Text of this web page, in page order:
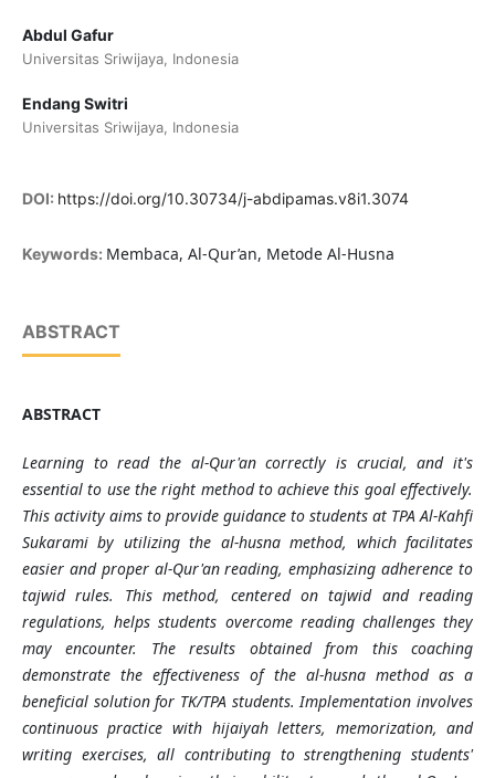
Abdul Gafur
Universitas Sriwijaya, Indonesia
Endang Switri
Universitas Sriwijaya, Indonesia
DOI: https://doi.org/10.30734/j-abdipamas.v8i1.3074
Keywords: Membaca, Al-Qur’an, Metode Al-Husna
ABSTRACT
ABSTRACT
Learning to read the al-Qur'an correctly is crucial, and it's
essential to use the right method to achieve this goal effectively.
This activity aims to provide guidance to students at TPA Al-Kahfi
Sukarami by utilizing the al-husna method, which facilitates
easier and proper al-Qur'an reading, emphasizing adherence to
tajwid rules. This method, centered on tajwid and reading
regulations, helps students overcome reading challenges they
may encounter. The results obtained from this coaching
demonstrate the effectiveness of the al-husna method as a
beneficial solution for TK/TPA students. Implementation involves
continuous practice with hijaiyah letters, memorization, and
writing exercises, all contributing to strengthening students'